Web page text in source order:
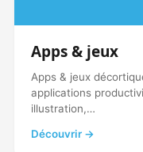
Apps & jeux
Apps & jeux
applications
illustration,…
Découvrir →